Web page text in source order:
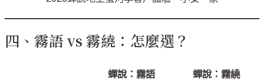
四、霧語 vs 霧繞：怎麼選？
蟬說：霧語 蟬說：霧繞